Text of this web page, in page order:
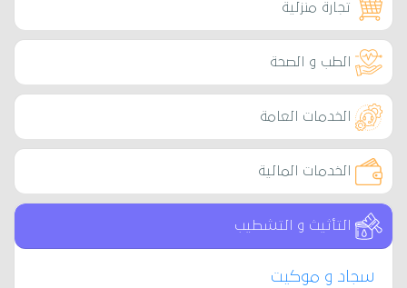
تجارة منزلية
الطب و الصحة
الخدمات العامة
الخدمات المالية
التأثيث و التشطيب
سجاد و موكيت